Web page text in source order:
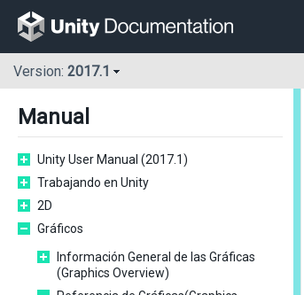
Version: 2017.1
Manual
Unity User Manual (2017.1)
Trabajando en Unity
2D
Gráficos
Información General de las Gráficas
(Graphics Overview)